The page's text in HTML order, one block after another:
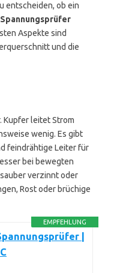
entscheiden, ob ein
Spannungsprüfer
Aspekte sind
und die
Kupfer leitet Strom
wenig. Es gibt
feindrähtige Leiter für
bei bewegten
verzinnt oder
Rost oder brüchige
EMPFEHLUNG
|